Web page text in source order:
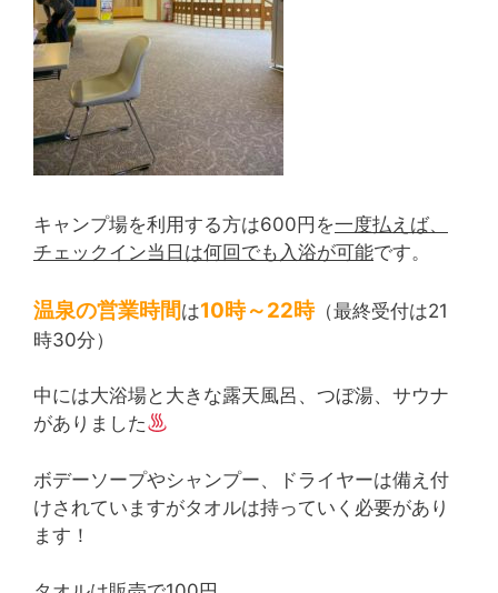
キャンプ場を利用する方は600円を一度払えば、
チェックイン当日は何回でも入浴が可能です。
温泉の営業時間は10時～22時（最終受付は21
時30分）
中には大浴場と大きな露天風呂、つぼ湯、サウナ
がありました
ボデーソープやシャンプー、ドライヤーは備え付
けされていますがタオルは持っていく必要があり
ます！